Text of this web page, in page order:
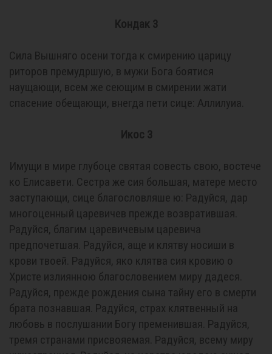
Кондак 3
Сила Вышняго осени тогда к смирению царицу
риторов премудршую, в мужи Бога боятися
наущающи, всем же сеющим в смирении жати
спасение обещающи, внегда пети сице: Аллилуиа.
Икос 3
Имущи в мире глубоце святая совесть свою, востече
ко Елисавети. Сестра же сия большая, матере место
заступающи, сице благословляше ю: Радуйся, дар
многоценный царевичев прежде возвратившая.
Радуйся, благим царевичевым царевича
предпочетшая. Радуйся, аще и клятву носиши в
крови твоей. Радуйся, яко клятва сия кровию о
Христе излиянною благословением миру дадеся.
Радуйся, прежде рождения сына тайну его в смерти
брата познавшая. Радуйся, страх клятвенный на
любовь в послушании Богу пременившая. Радуйся,
тремя странами присвояемая. Радуйся, всему миру